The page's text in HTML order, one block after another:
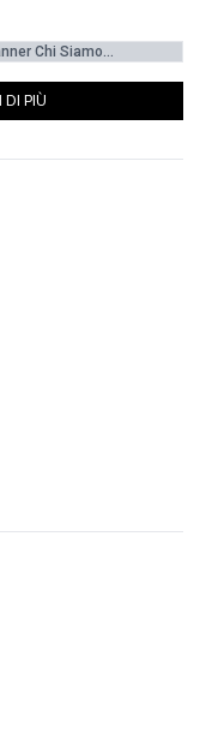
Chi Siamo...
DI PIÙ